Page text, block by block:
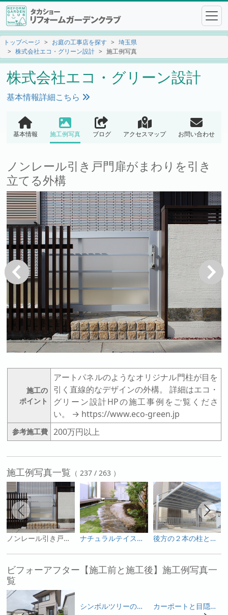
トップページ お庭の工事店を探す
埼玉県
株式会社エコ・グリーン設計
施工例写真
株式会社エコ・グリーン設計
基本情報詳細こちら
基本情報 施工例写真 ブログ アクセスマップ お問い合わせ
ノンレール引き戸門扉がまわりを引き
立てる外構
次へ
施工の
ポイント
アートパネルのようなオリジナル門柱が目を
引く直線的なデザインの外構。 詳細はエコ・
グリーン設計HPの施工事例をご覧くださ
い。 → https://www.eco-green.jp
参考施工費 200万円以上
施工例写真一覧 （ 237 / 263 ）
ノンレール引き戸門扉がまわりを引き立てる外構 ナチュラルテイストにこだわった天然素材豊かなお庭 後方の２本の柱とアームで支えるタイプのカーポート
ビフォーアフター【施工前と施工後】施工例写真一
覧
シンボルツリーの桜を活かした和モダンのガーデンリフォーム カーポートと目隠しフェンスで変身した庭